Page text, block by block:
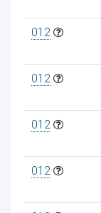
012
012
012
012